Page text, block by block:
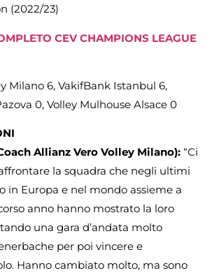
(2022/23)
CEV CHAMPIONS LEAGUE
Milano 6, VakifBank Istanbul 6,
0, Volley Mulhouse Alsace 0
Allianz Vero Volley Milano): “Ci
la squadra che negli ultimi
in Europa e nel mondo assieme a
anno hanno mostrato la loro
una gara d’andata molto
per poi vincere e
Hanno cambiato molto, ma sono